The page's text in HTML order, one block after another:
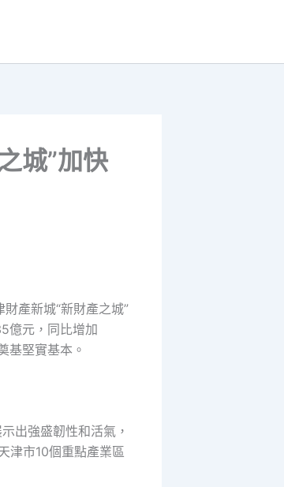
城”加快
產新城“新財產之城”
億元，同比增加
基堅實基本。
出強盛韌性和活氣，
津市10個重點產業區